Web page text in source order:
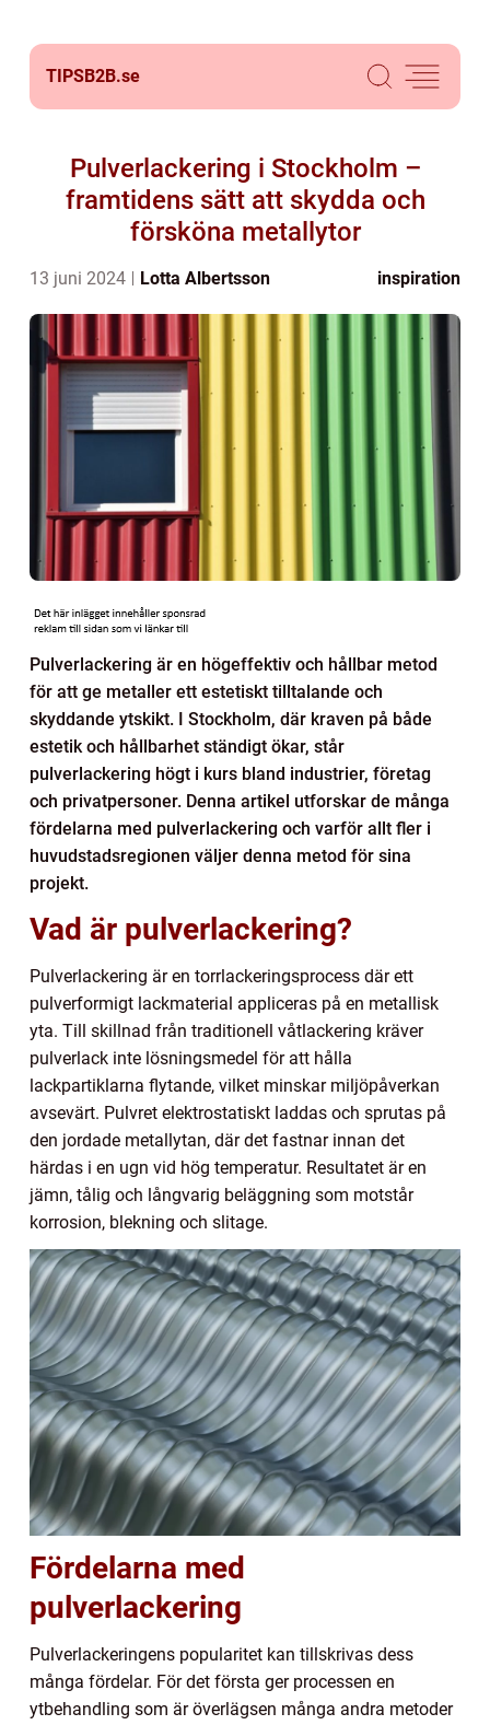
TIPSB2B.se
Pulverlackering i Stockholm –
framtidens sätt att skydda och
försköna metallytor
13 juni 2024 Lotta Albertsson inspiration
Pulverlackering är en högeffektiv och hållbar metod
för att ge metaller ett estetiskt tilltalande och
skyddande ytskikt. I Stockholm, där kraven på både
estetik och hållbarhet ständigt ökar, står
pulverlackering högt i kurs bland industrier, företag
och privatpersoner. Denna artikel utforskar de många
fördelarna med pulverlackering och varför allt fler i
huvudstadsregionen väljer denna metod för sina
projekt.
Vad är pulverlackering?
Pulverlackering är en torrlackeringsprocess där ett
pulverformigt lackmaterial appliceras på en metallisk
yta. Till skillnad från traditionell våtlackering kräver
pulverlack inte lösningsmedel för att hålla
lackpartiklarna flytande, vilket minskar miljöpåverkan
avsevärt. Pulvret elektrostatiskt laddas och sprutas på
den jordade metallytan, där det fastnar innan det
härdas i en ugn vid hög temperatur. Resultatet är en
jämn, tålig och långvarig beläggning som motstår
korrosion, blekning och slitage.
Fördelarna med
pulverlackering
Pulverlackeringens popularitet kan tillskrivas dess
många fördelar. För det första ger processen en
ytbehandling som är överlägsen många andra metoder